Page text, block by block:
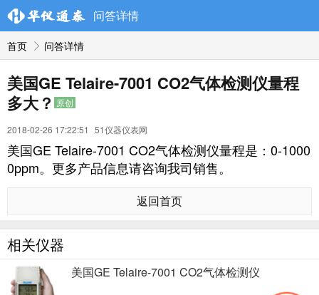
问答详情
首页 问答详情
美国GE Telaire-7001 CO2气体检测仪量程
多大？ 原创
2018-02-26 17:22:51 51仪器仪表网
美国GE Telaire-7001 CO2气体检测仪量程是：0-1000
0ppm。更多产品信息请咨询我司销售。
返回首页
相关仪器
美国GE Telaire-7001 CO2气体检测仪